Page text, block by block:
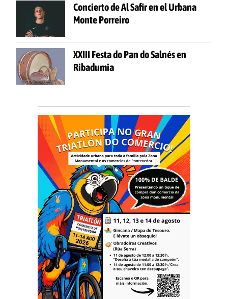
Concierto de Al Safir en el Urbana
Monte Porreiro
XXIII Festa do Pan do Salnés en
Ribadumia